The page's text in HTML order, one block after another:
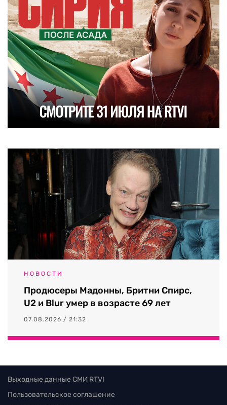
НОВОСТИ
Продюсеры Мадонны, Бритни Спирс,
U2 и Blur умер в возрасте 69 лет
07.08.2026 / 21:32
Выходные данные СМИ RTVI
Пользовательское соглашение